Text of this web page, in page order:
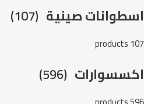
اسطوانات صينية (107)
107 products
اكسسوارات (596)